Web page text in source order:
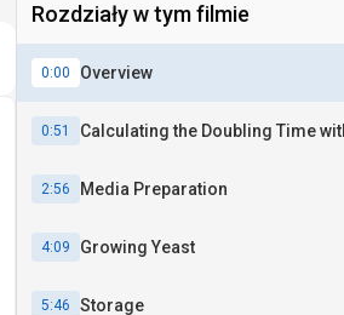
Rozdziały w tym filmie
0:00 Overview
0:51 Calculating the Doubling Time
2:56 Media Preparation
4:09 Growing Yeast
5:46 Storage